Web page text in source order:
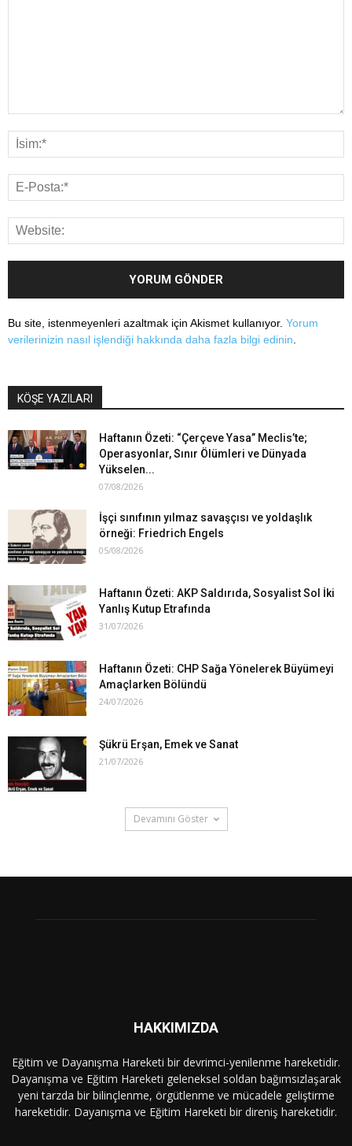
Bu site, istenmeyenleri azaltmak için Akismet kullanıyor. Yorum
verilerinizin nasıl işlendiği hakkında daha fazla bilgi edinin
KÖŞE YAZILARI
Haftanın Özeti: “Çerçeve Yasa” Meclis’te;
Operasyonlar, Sınır Ölümleri ve Dünyada
Yükselen...
07/08/2026
İşçi sınıfının yılmaz savaşçısı ve yoldaşlık
örneği: Friedrich Engels
05/08/2026
Haftanın Özeti: AKP Saldırıda, Sosyalist Sol İki
Yanlış Kutup Etrafında
31/07/2026
Haftanın Özeti: CHP Sağa Yönelerek Büyümeyi
Amaçlarken Bölündü
24/07/2026
Şükrü Erşan, Emek ve Sanat
21/07/2026
Devamını Göster
HAKKIMIZDA
Eğitim ve Dayanışma Hareketi bir devrimci-yenilenme hareketidir.
Dayanışma ve Eğitim Hareketi geleneksel soldan bağımsızlaşarak
yeni tarzda bir bilinçlenme, örgütlenme ve mücadele geliştirme
hareketidir. Dayanışma ve Eğitim Hareketi bir direniş hareketidir.